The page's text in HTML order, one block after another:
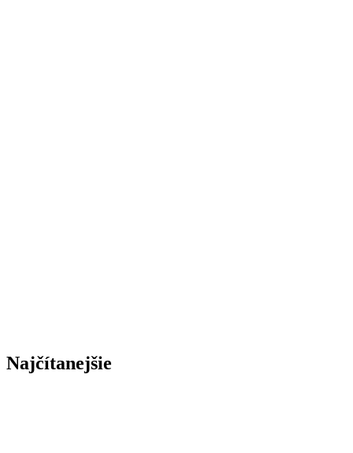
Najčítanejšie